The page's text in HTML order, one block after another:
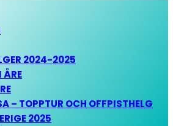
2024-2025
ÅRE
– TOPPTUR OCH OFFPISTHELG
2025